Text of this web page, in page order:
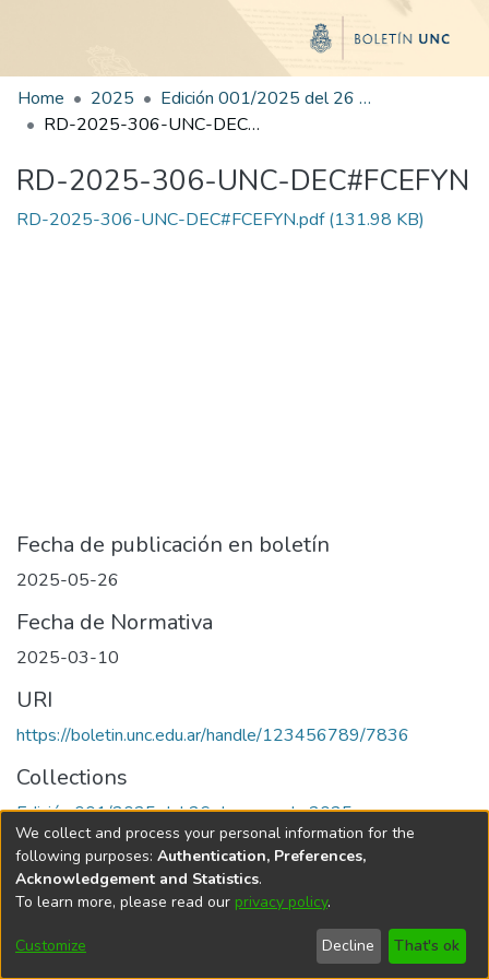
Home 2025
Edición 001/2025 del 26 de mayo de 2025
RD-2025-306-UNC-DEC#FCEFYN
RD-2025-306-UNC-DEC#FCEFYN
RD-2025-306-UNC-DEC#FCEFYN.pdf(131.98 KB)
Fecha de publicación en boletín
2025-05-26
Fecha de Normativa
2025-03-10
URI
https://boletin.unc.edu.ar/handle/123456789/7836
Collections
Edición 001/2025 del 26 de mayo de 2025
Universidad Nacional de Córdoba
We collect and process your personal information for the
following purposes: Authentication, Preferences,
Acknowledgement and Statistics.
To learn more, please read our privacy policy.
Customize Decline That's ok